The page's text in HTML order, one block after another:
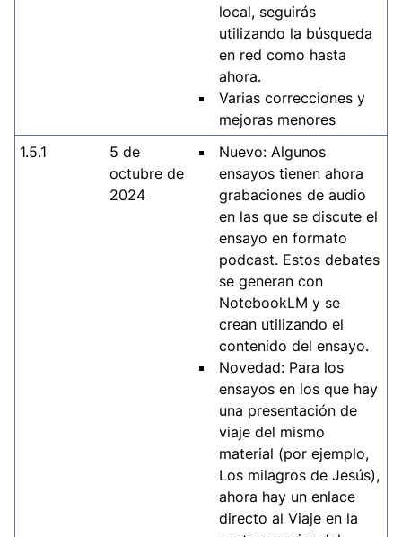
local, seguirás
utilizando la búsqueda
en red como hasta
ahora.
Varias correcciones y
mejoras menores
1.5.1
5 de
octubre de
2024
Nuevo: Algunos
ensayos tienen ahora
grabaciones de audio
en las que se discute el
ensayo en formato
podcast. Estos debates
se generan con
NotebookLM y se
crean utilizando el
contenido del ensayo.
Novedad: Para los
ensayos en los que hay
una presentación de
viaje del mismo
material (por ejemplo,
Los milagros de Jesús),
ahora hay un enlace
directo al Viaje en la